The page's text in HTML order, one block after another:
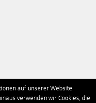
auf unserer Website
verwenden wir Cookies, die